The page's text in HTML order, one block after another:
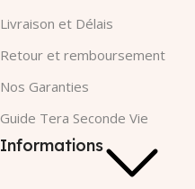
Livraison et Délais
Retour et remboursement
Nos Garanties​
Guide Tera Seconde Vie
Informations